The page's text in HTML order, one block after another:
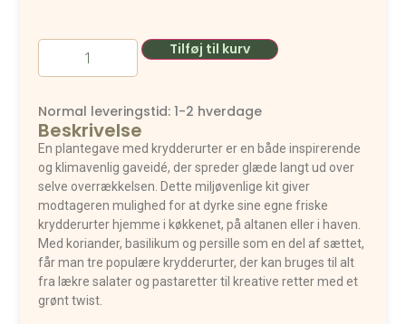
Tilføj til kurv
Normal leveringstid: 1-2 hverdage
Beskrivelse
En plantegave med krydderurter er en både inspirerende
og klimavenlig gaveidé, der spreder glæde langt ud over
selve overrækkelsen. Dette miljøvenlige kit giver
modtageren mulighed for at dyrke sine egne friske
krydderurter hjemme i køkkenet, på altanen eller i haven.
Med koriander, basilikum og persille som en del af sættet,
får man tre populære krydderurter, der kan bruges til alt
fra lækre salater og pastaretter til kreative retter med et
grønt twist.